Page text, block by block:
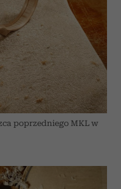
poprzedniego MKL w